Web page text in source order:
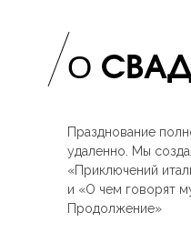
О
Празднование
удаленно. Мы
«Приключений
и «О чем говорят
Продолжение»